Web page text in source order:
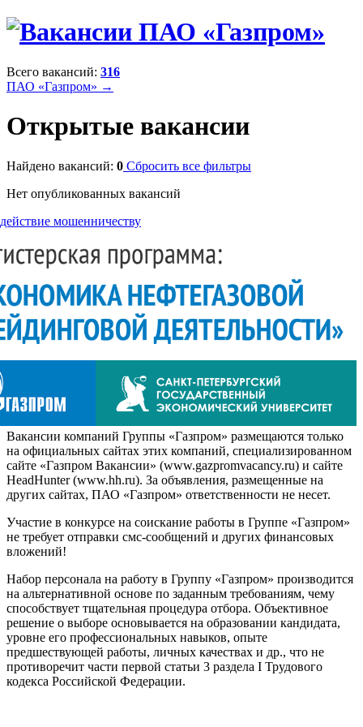
Всего вакансий: 316
ПАО «Газпром» →
Открытые вакансии
Найдено вакансий: 0 Сбросить все фильтры
Нет опубликованных вакансий
мошенничеству
Вакансии компаний Группы «Газпром» размещаются только
на официальных сайтах этих компаний, специализированном
сайте «Газпром Вакансии» (www.gazpromvacancy.ru) и сайте
HeadHunter (www.hh.ru). За объявления, размещенные на
других сайтах, ПАО «Газпром» ответственности не несет.
Участие в конкурсе на соискание работы в Группе «Газпром»
не требует отправки смс-сообщений и других финансовых
вложений!
Набор персонала на работу в Группу «Газпром» производится
на альтернативной основе по заданным требованиям, чему
способствует тщательная процедура отбора. Объективное
решение о выборе основывается на образовании кандидата,
уровне его профессиональных навыков, опыте
предшествующей работы, личных качествах и др., что не
противоречит части первой статьи 3 раздела I Трудового
кодекса Российской Федерации.